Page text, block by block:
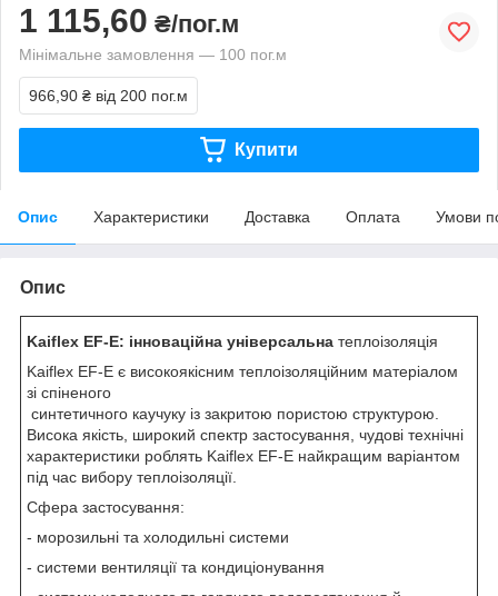
1 115,60 ₴/пог.м
Мінімальне замовлення — 100 пог.м
966,90 ₴ від 200 пог.м
Купити
Опис Характеристики Доставка Оплата Умови
Опис
Kaiflex EF-E: інноваційна універсальна теплоізоляція
Kaiflex EF-E є високоякісним теплоізоляційним матеріалом
зі спіненого
синтетичного каучуку із закритою пористою структурою.
Висока якість, широкий спектр застосування, чудові технічні
характеристики роблять Kaiflex EF-E найкращим варіантом
під час вибору теплоізоляції.
Сфера застосування:
- морозильні та холодильні системи
- системи вентиляції та кондиціонування